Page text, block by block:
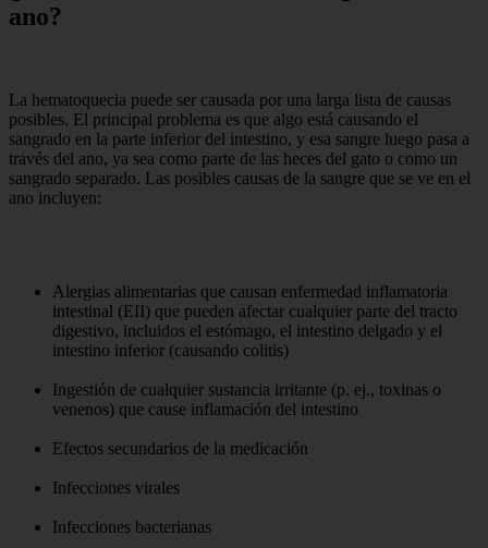
ano?
La hematoquecia puede ser causada por una larga lista de causas
posibles. El principal problema es que algo está causando el
sangrado en la parte inferior del intestino, y esa sangre luego pasa a
través del ano, ya sea como parte de las heces del gato o como un
sangrado separado. Las posibles causas de la sangre que se ve en el
ano incluyen:
Alergias alimentarias que causan enfermedad inflamatoria
intestinal (EII) que pueden afectar cualquier parte del tracto
digestivo, incluidos el estómago, el intestino delgado y el
intestino inferior (causando colitis)
Ingestión de cualquier sustancia irritante (p. ej., toxinas o
venenos) que cause inflamación del intestino
Efectos secundarios de la medicación
Infecciones virales
Infecciones bacterianas